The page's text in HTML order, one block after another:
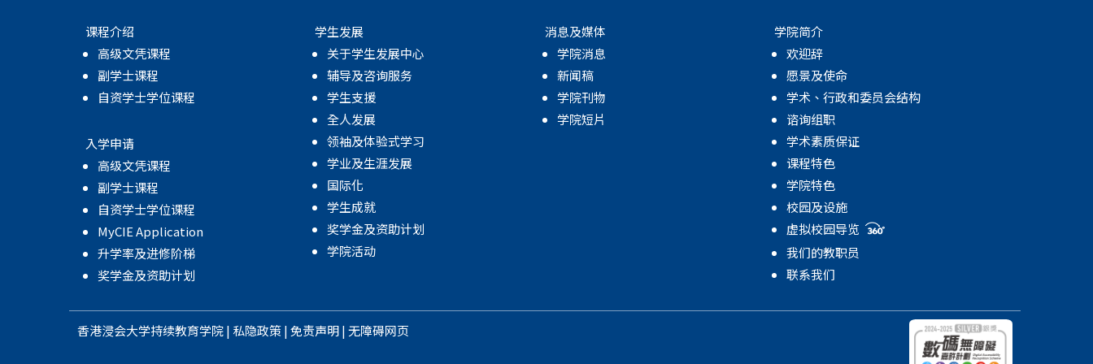
课程介绍
高级文凭课程
副学士课程
自资学士学位课程
入学申请
高级文凭课程
副学士课程
自资学士学位课程
MyCIE Application
升学率及进修阶梯
奖学金及资助计划
学生发展
关于学生发展中心
辅导及咨询服务
学生支援
全人发展
领袖及体验式学习
学业及生涯发展
国际化
学生成就
奖学金及资助计划
学院活动
消息及媒体
学院消息
新闻稿
学院刊物
学院短片
学院简介
欢迎辞
愿景及使命
学术、行政和委员会结构
谘询组职
学术素质保证
课程特色
学院特色
校园及设施
虚拟校园导览
我们的教职员
联系我们
香港浸会大学持续教育学院| 私隐政策|免责声明|无障碍网页